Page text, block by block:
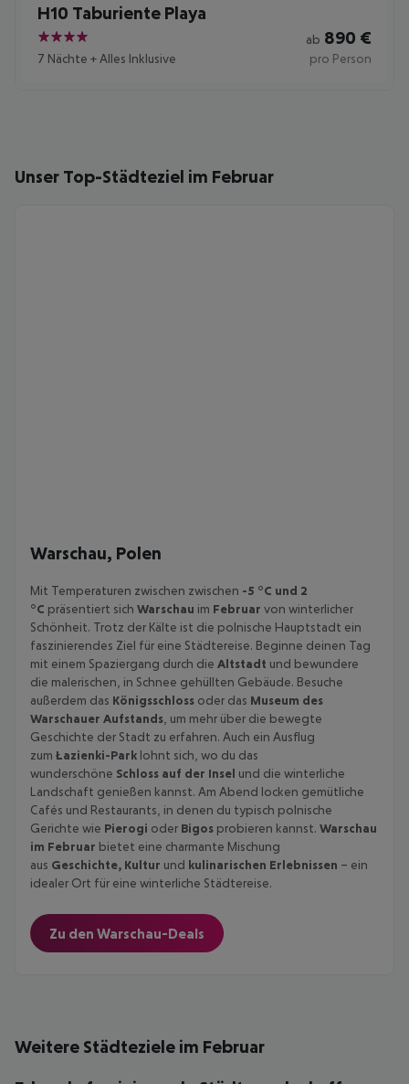
H10 Taburiente Playa
4
7 Nächte +Alles Inklusive
ab 890 €
pro Person
Unser Top-Städteziel im Februar
Warschau, Polen
Mit Temperaturen zwischen zwischen -5 °C und 2
°C präsentiert sich Warschau im Februar von winterlicher
Schönheit. Trotz der Kälte ist die polnische Hauptstadt ein
faszinierendes Ziel für eine Städtereise. Beginne deinen Tag
mit einem Spaziergang durch die Altstadt und bewundere
die malerischen, in Schnee gehüllten Gebäude. Besuche
außerdem das Königsschloss oder das Museum des
Warschauer Aufstands, um mehr über die bewegte
Geschichte der Stadt zu erfahren. Auch ein Ausflug
zum Łazienki-Park lohnt sich, wo du das
wunderschöne Schloss auf der Insel und die winterliche
Landschaft genießen kannst. Am Abend locken gemütliche
Cafés und Restaurants, in denen du typisch polnische
Gerichte wie Pierogi oder Bigos probieren kannst. Warschau
im Februar bietet eine charmante Mischung
aus Geschichte, Kultur und kulinarischen Erlebnissen – ein
idealer Ort für eine winterliche Städtereise.
Zu den Warschau-Deals
Weitere Städteziele im Februar